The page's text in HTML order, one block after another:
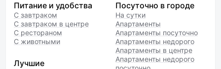
Питание и удобства
С завтраком
С завтраком в центре
С рестораном
С животными
Лучшие
Посуточно в городе
На сутки
Апартаменты
Апартаменты посуточно
Апартаменты недорого
Апартаменты в центре
Апартаменты недорого